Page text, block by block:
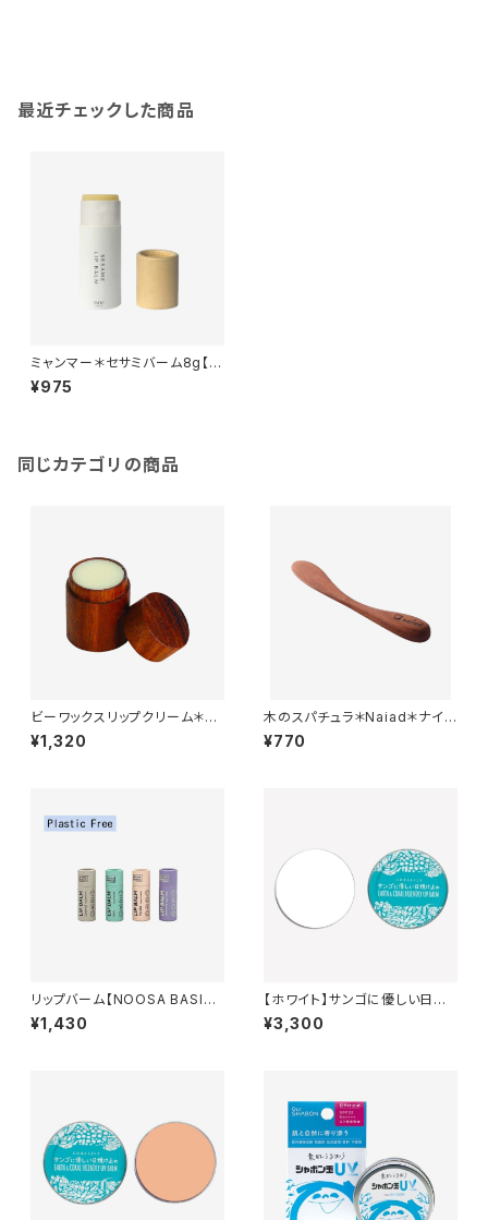
最近チェックした商品
ミャンマー＊セサミバーム8g【エ
シカルver.】
¥975
同じカテゴリの商品
ビーワックスリップクリーム＊Na
iad＊ナイアード＊
¥1,320
木のスパチュラ＊Naiad＊ナイア
ード＊
¥770
リップバーム【NOOSA BASIC
S】押し出し式スティック型＊全4
種＊
¥1,430
【ホワイト】サンゴに優しい日焼
け止め ＊Non-nano酸化亜鉛
使用＊バームタイプ＊40g
¥3,300